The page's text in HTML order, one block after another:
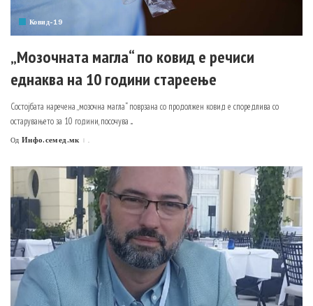
Ковид-19
„Мозочната магла“ по ковид е речиси
еднаква на 10 години стареење
Состојбата наречена „мозочна магла“ поврзана со продолжен ковид е споредлива со
остарувањето за 10 години, посочува ...
Posted
Од Инфо.семед.мк .